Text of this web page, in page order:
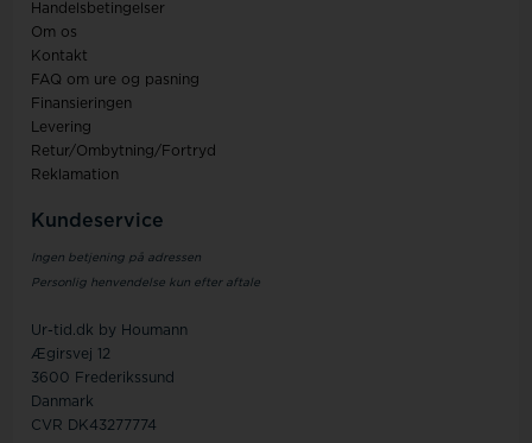
Handelsbetingelser
Om os
Kontakt
FAQ om ure og pasning
Finansieringen
Levering
Retur/Ombytning/Fortryd
Reklamation
Kundeservice
Ingen betjening på adressen
Personlig henvendelse kun efter aftale
Ur-tid.dk by Houmann
Ægirsvej 12
3600 Frederikssund
Danmark
CVR DK43277774